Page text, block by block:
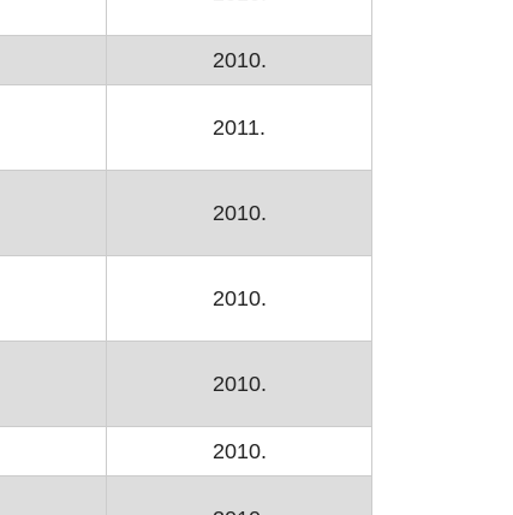
2010.
2011.
2010.
2010.
2010.
2010.